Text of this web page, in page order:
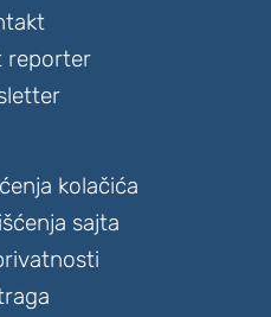
reporter
kolačića
sajta